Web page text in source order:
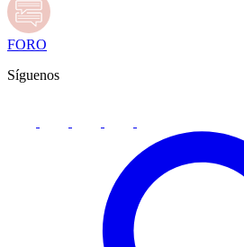
FORO
Síguenos